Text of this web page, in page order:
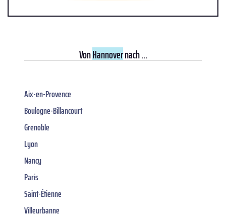
VonHannovernach ...
Aix-en-Provence
Boulogne-Billancourt
Grenoble
Lyon
Nancy
Paris
Saint-Étienne
Villeurbanne